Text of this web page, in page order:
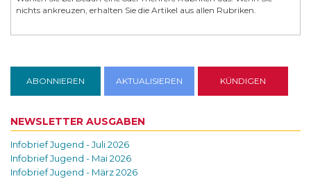
nichts ankreuzen, erhalten Sie die Artikel aus allen Rubriken.
NEWSLETTER AUSGABEN
Infobrief Jugend - Juli 2026
Infobrief Jugend - Mai 2026
Infobrief Jugend - März 2026